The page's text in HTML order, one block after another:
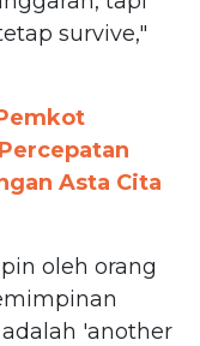
survive,"
Asta Cita
oleh orang
'another